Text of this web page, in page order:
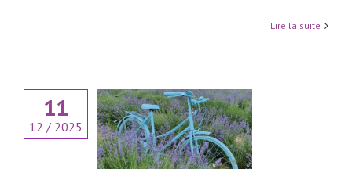
Lire la suite
11
12 / 2025
En Provence :